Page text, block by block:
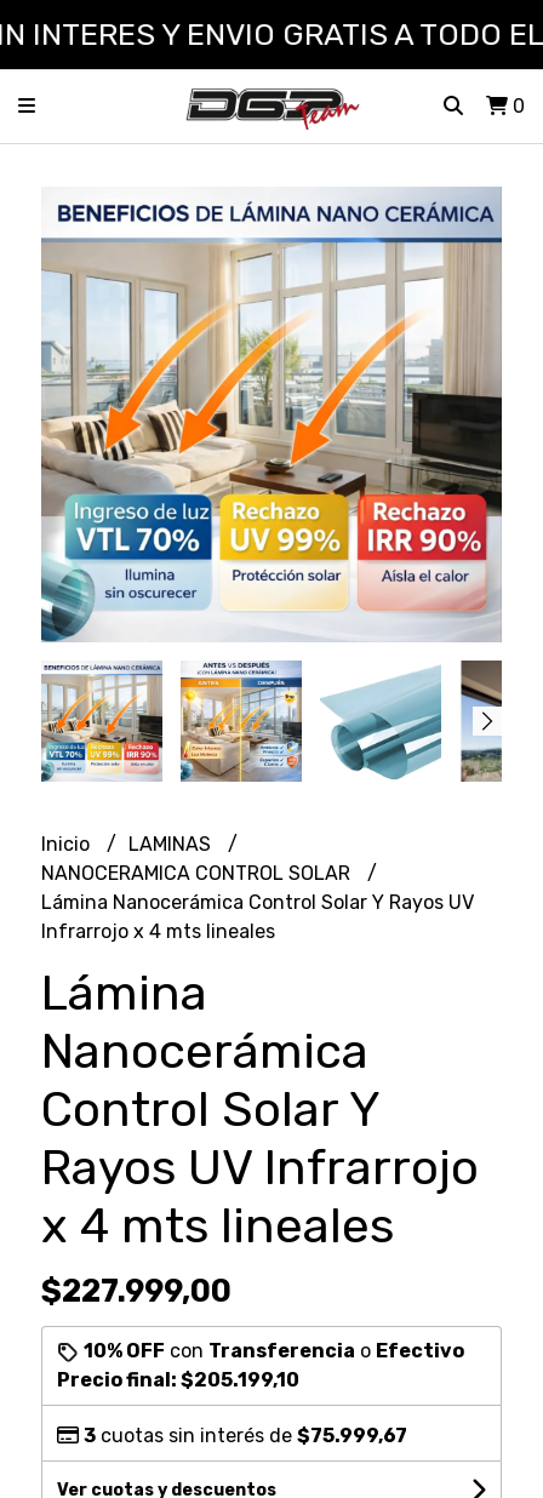
Y ENVIO GRATIS A TODO EL
0
Inicio
LAMINAS
NANOCERAMICA CONTROL SOLAR
Lámina Nanocerámica Control Solar Y Rayos UV
Infrarrojo x 4 mts lineales
Lámina
Nanocerámica
Control Solar Y
Rayos UV Infrarrojo
x 4 mts lineales
$227.999,00
10% OFF con Transferencia o Efectivo
Precio final: $205.199,10
3cuotas sin interés de $75.999,67
Ver cuotas y descuentos